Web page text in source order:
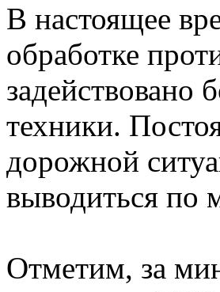
В настоящее
обработке
задействовано
техники.
дорожной
выводиться по
Отметим, за